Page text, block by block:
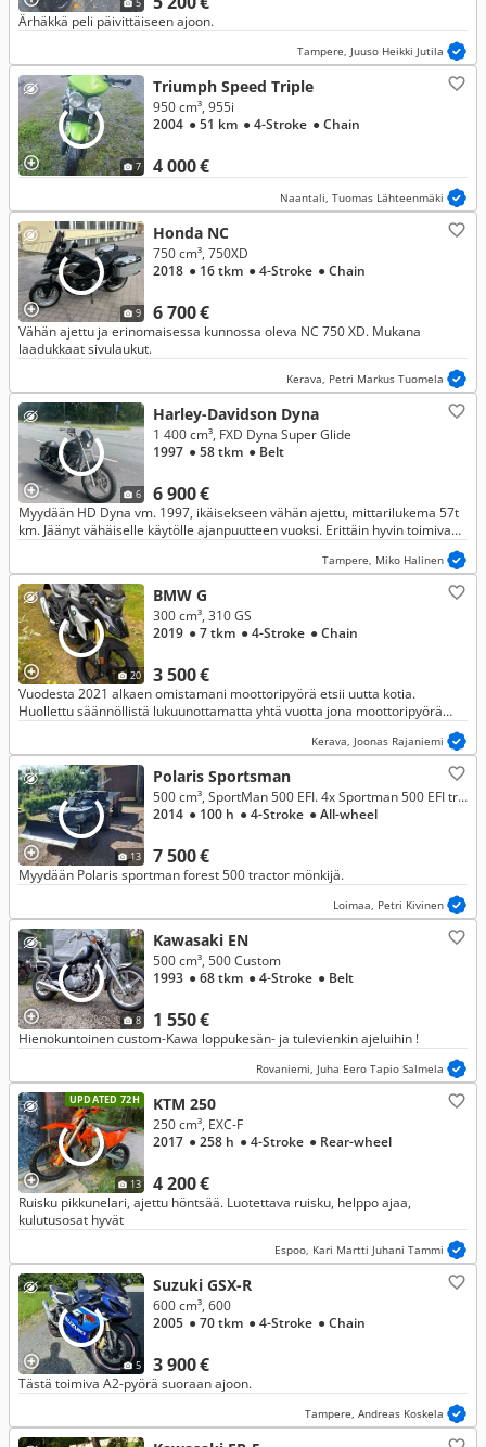
Ärhäkkä peli päivittäiseen ajoon.
Tampere, Juuso Heikki Jutila
7
Triumph Speed Triple
4 000 €
950 cm³, 955i
2004 ● 51 km ● 4-Stroke ● Chain
Naantali, Tuomas Lähteenmäki
9
Honda NC
6 700 €
750 cm³, 750XD
2018 ● 16 tkm ● 4-Stroke ● Chain
Vähän ajettu ja erinomaisessa kunnossa oleva NC 750 XD. Mukana
laadukkaat sivulaukut.
Kerava, Petri Markus Tuomela
6
Harley-Davidson Dyna
6 900 €
1 400 cm³, FXD Dyna Super Glide
1997 ● 58 tkm ● Belt
Myydään HD Dyna vm. 1997, ikäisekseen vähän ajettu, mittarilukema 57t
km. Jäänyt vähäiselle käytölle ajanpuutteen vuoksi. Erittäin hyvin toimiva
Tampere, Miko Halinen
20
BMW G
3 500 €
300 cm³, 310 GS
2019 ● 7 tkm ● 4-Stroke ● Chain
Vuodesta 2021 alkaen omistamani moottoripyörä etsii uutta kotia.
Huollettu säännöllistä lukuunottamatta yhtä vuotta jona moottoripyörä
Kerava, Joonas Rajaniemi
13
Polaris Sportsman
7 500 €
500 cm³, SportMan 500 EFI. 4x Sportman 500 EFI tractor
2014 ● 100 h ● 4-Stroke ● All-wheel
Myydään Polaris sportman forest 500 tractor mönkijä.
Loimaa, Petri Kivinen
8
Kawasaki EN
1 550 €
500 cm³, 500 Custom
1993 ● 68 tkm ● 4-Stroke ● Belt
Hienokuntoinen custom-Kawa loppukesän- ja tulevienkin ajeluihin !
Rovaniemi, Juha Eero Tapio Salmela
UPDATED 72H
13
KTM 250
4 200 €
250 cm³, EXC-F
2017 ● 258 h ● 4-Stroke ● Rear-wheel
Ruisku pikkunelari, ajettu höntsää. Luotettava ruisku, helppo ajaa,
kulutusosat hyvät
Espoo, Kari Martti Juhani Tammi
5
Suzuki GSX-R
3 900 €
600 cm³, 600
2005 ● 70 tkm ● 4-Stroke ● Chain
Tästä toimiva A2-pyörä suoraan ajoon.
Tampere, Andreas Koskela